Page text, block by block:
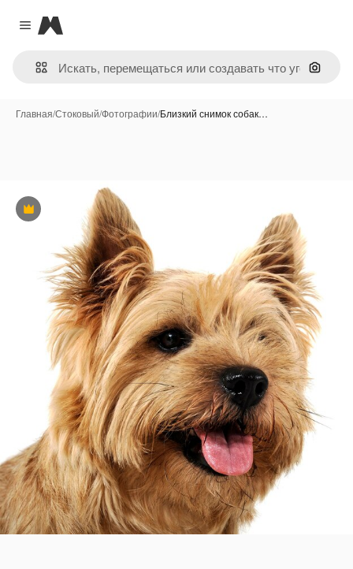
Close menu
Magnific
Поиск
Главная/Стоковый/Фотографии/Близкий снимок собак…
Премиум